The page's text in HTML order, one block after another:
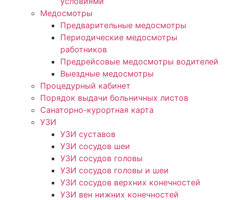
Медосмотры
Предварительные медосмотры
Периодические медосмотры
работников
Предрейсовые медосмотры водителей
Выездные медосмотры
Процедурный кабинет
Порядок выдачи больничных листов
Санаторно-курортная карта
УЗИ
УЗИ суставов
УЗИ сосудов шеи
УЗИ сосудов головы
УЗИ сосудов головы и шеи
УЗИ сосудов верхних конечностей
УЗИ вен нижних конечностей